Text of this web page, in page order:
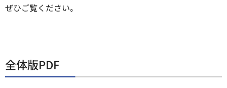
ぜひご覧ください。
全体版PDF